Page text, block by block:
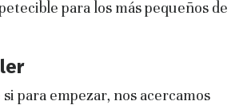
para los más pequeños de
para empezar, nos acercamos